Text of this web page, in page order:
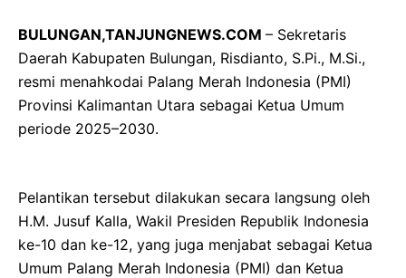
BULUNGAN,TANJUNGNEWS.COM – Sekretaris
Daerah Kabupaten Bulungan, Risdianto, S.Pi., M.Si.,
resmi menahkodai Palang Merah Indonesia (PMI)
Provinsi Kalimantan Utara sebagai Ketua Umum
periode 2025–2030.
Pelantikan tersebut dilakukan secara langsung oleh
H.M. Jusuf Kalla, Wakil Presiden Republik Indonesia
ke-10 dan ke-12, yang juga menjabat sebagai Ketua
Umum Palang Merah Indonesia (PMI) dan Ketua